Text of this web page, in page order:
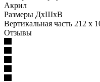
Акрил
Размеры ДхШхВ
Вертикальная часть 212 x
Отзывы